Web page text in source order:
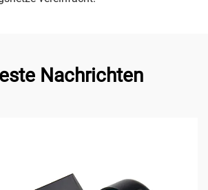
Nachrichten